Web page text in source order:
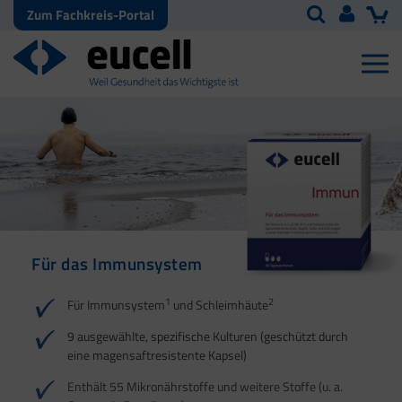
Zum Fachkreis-Portal
Für das Immunsystem
Für Immunsystem1 und Schleimhäute2
9 ausgewählte, spezifische Kulturen (geschützt durch
eine magensaftresistente Kapsel)
Enthält 55 Mikronährstoffe und weitere Stoffe (u. a.
Für Haut, Haare und
4
Für Ihre natürliche